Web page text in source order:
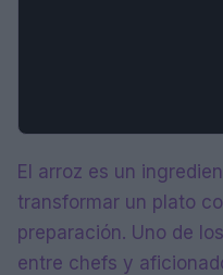
El arroz es un
transformar un plato
preparación. Uno de
entre chefs y